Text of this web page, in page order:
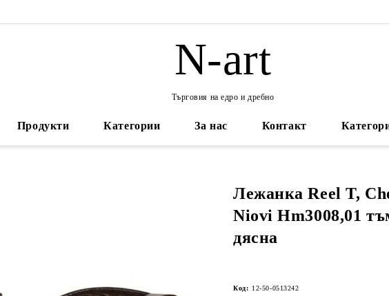
N-art
Търговия на едро и дребно
Продукти Категории За нас Контакт
Лежанка Reel T,
Niovi Hm3008,01
дясна
Код: 12-50-0513242